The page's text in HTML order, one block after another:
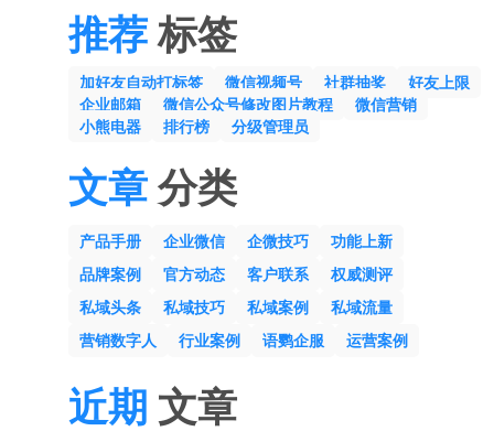
推荐标签
加好友自动打标签 微信视频号 社群抽奖
好友上限
企业邮箱
微信公众号修改图片教程
微信营销
小熊电器
排行榜 分级管理员
文章分类
产品手册 企业微信 企微技巧
功能上新
品牌案例
官方动态 客户联系
权威测评
私域头条
私域技巧 私域案例
私域流量
营销数字人
行业案例 语鹦企服 运营案例
近期 文章